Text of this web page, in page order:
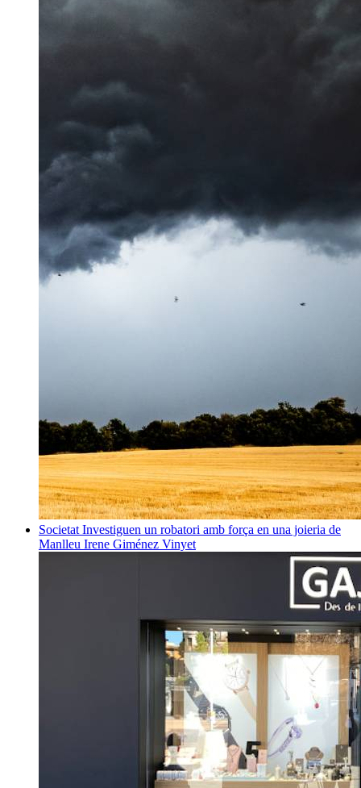
Societat Investiguen un robatori amb força en una joieria de
Manlleu Irene Giménez Vinyet